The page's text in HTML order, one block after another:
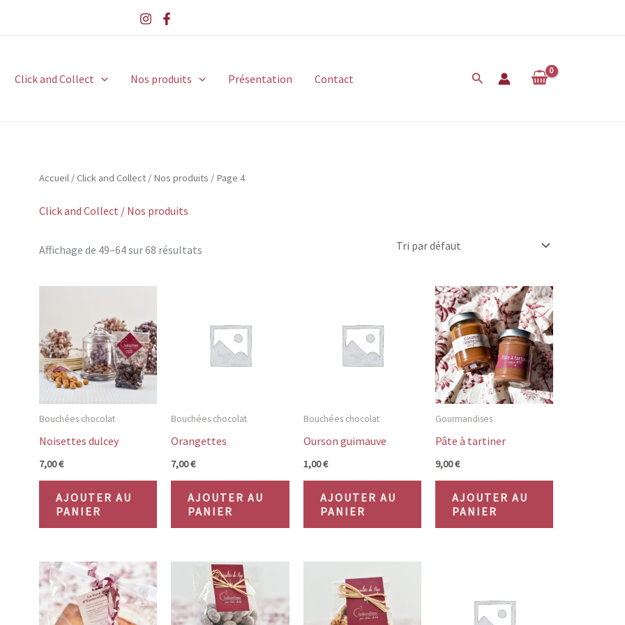
Click and Collect Nos produits Présentation Contact Rechercher
Accueil /Click and Collect / Nos produits / Page 4
Click and Collect / Nos produits
Affichage de 49–64 sur 68 résultats
Bouchées chocolat
Noisettes dulcey
7,00€
AJOUTER AU
PANIER
Bouchées chocolat
Orangettes
7,00€
AJOUTER AU
PANIER
Bouchées chocolat
Ourson guimauve
1,00€
AJOUTER AU
PANIER
Gourmandises
Pâte à tartiner
9,00€
AJOUTER AU
PANIER